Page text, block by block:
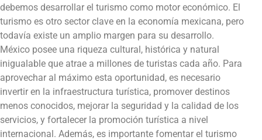
debemos desarrollar el turismo como motor económico. El
turismo es otro sector clave en la economía mexicana, pero
todavía existe un amplio margen para su desarrollo.
México posee una riqueza cultural, histórica y natural
inigualable que atrae a millones de turistas cada año. Para
aprovechar al máximo esta oportunidad, es necesario
invertir en la infraestructura turística, promover destinos
menos conocidos, mejorar la seguridad y la calidad de los
servicios, y fortalecer la promoción turística a nivel
internacional. Además, es importante fomentar el turismo